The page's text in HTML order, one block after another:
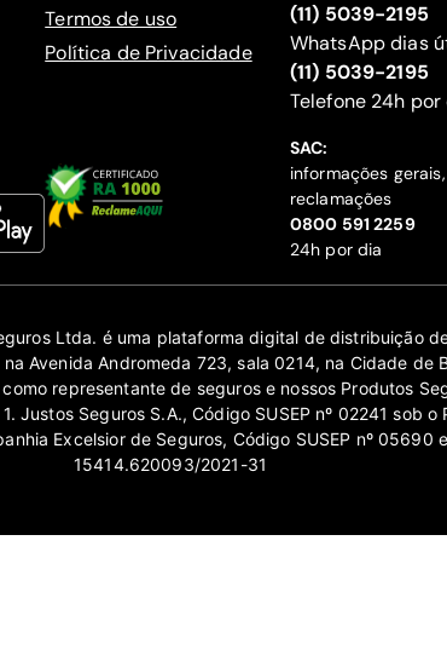
Termos de uso
Política de Privacidade
(11) 5039-2195
WhatsApp dias
(11) 5039-2195
‍Telefone 24h por
SAC:
informações
reclamações
‍0800 591 2259
24h por dia
Ltda. é uma plataforma digital de distribuição
Avenida Andromeda 723, sala 0214, na Cidade de
representante de seguros e nossos Produtos
Justos Seguros S.A., Código SUSEP nº 02241 sob o
Excelsior de Seguros, Código SUSEP nº 05690
15414.620093/2021-31